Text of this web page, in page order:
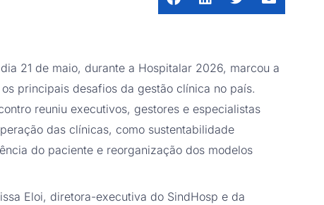
21 de maio, durante a Hospitalar 2026, marcou a
principais desafios da gestão clínica no país.
reuniu executivos, gestores e especialistas
das clínicas, como sustentabilidade
do paciente e reorganização dos modelos
Eloi, diretora-executiva do SindHosp e da